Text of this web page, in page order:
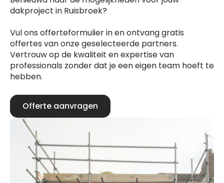
dakproject in Ruisbroek?
Vul ons offerteformulier in en ontvang gratis
offertes van onze geselecteerde partners.
Vertrouw op de kwaliteit en expertise van
professionals zonder dat je een eigen team hoeft te
hebben.
Offerte aanvragen